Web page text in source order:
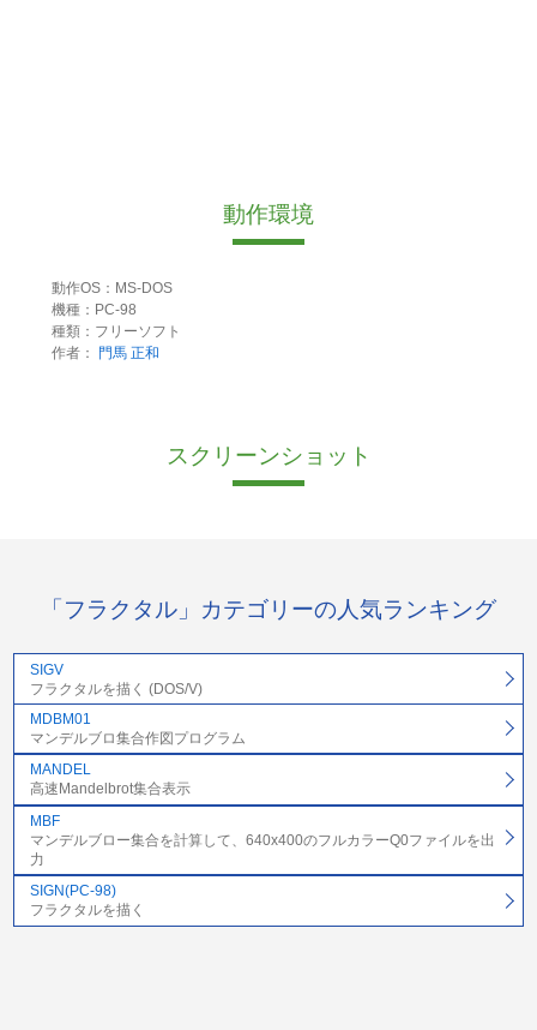
動作環境
動作OS：MS-DOS
機種：PC-98
種類：フリーソフト
作者：
門馬 正和
スクリーンショット
「フラクタル」カテゴリーの人気ランキング
SIGV
フラクタルを描く (DOS/V)
MDBM01
マンデルブロ集合作図プログラム
MANDEL
高速Mandelbrot集合表示
MBF
マンデルブロー集合を計算して、640x400のフルカラーQ0ファイルを出
力
SIGN(PC-98)
フラクタルを描く